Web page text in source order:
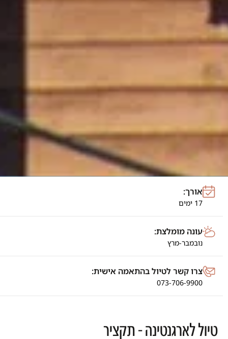
אורך:
17 ימים
עונה מומלצת:
נובמבר-מרץ
צרו קשר לטיול בהתאמה אישית:
073-706-9900
טיול לארגנטינה - תקציר